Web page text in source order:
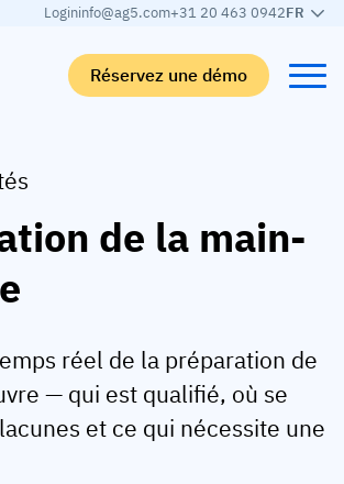
Logininfo@ag5.com+31 20 463 0942FR
Réservez une démo
par IA
partenariat
de la main-
réel de la préparation de
— qui est qualifié, où se
et ce qui nécessite une